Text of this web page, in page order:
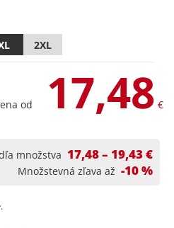
2XL
od 17,48 €
množstva 17,48 – 19,43 €
Množstevná zľava až -10 %